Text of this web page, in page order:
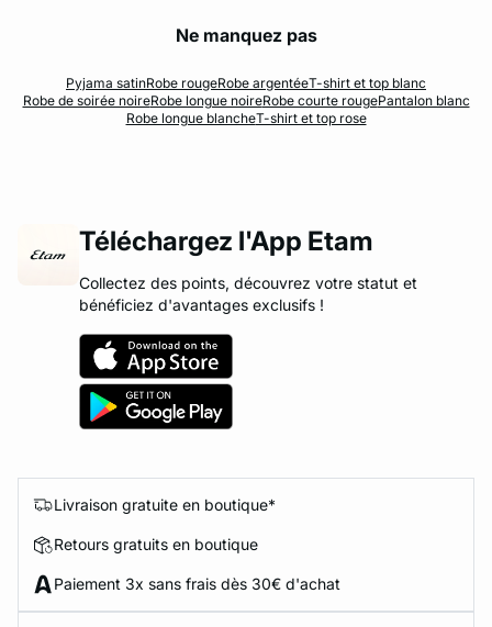
Ne manquez pas
Pyjama satinRobe rougeRobe argentéeT-shirt et top blanc
Robe de soirée noireRobe longue noireRobe courte rougePantalon blanc
Robe longue blancheT-shirt et top rose
Téléchargez l'App Etam
Collectez des points, découvrez votre statut et
bénéficiez d'avantages exclusifs !
Livraison gratuite en boutique*
Retours gratuits en boutique
Paiement 3x sans frais dès 30€ d'achat